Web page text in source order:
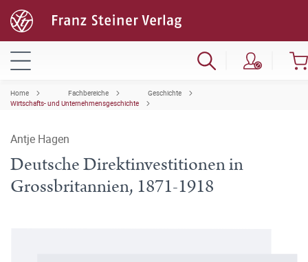
Home Fachbereiche
Geschichte
Wirtschafts- und Unternehmensgeschichte
Antje Hagen
Deutsche Direktinvestitionen in
Grossbritannien, 1871-1918